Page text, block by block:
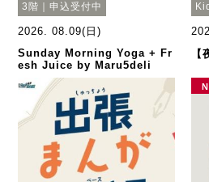
3階｜申込受付中
2026. 08.09(日)
Sunday Morning Yoga + Fr
esh Juice by Maru5deli